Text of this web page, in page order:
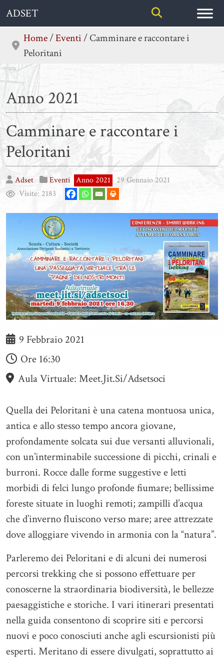
Skip
content
ADSET
Home/Eventi/Camminare e raccontare i
Peloritani
Anno 2021
Camminare e raccontare i
Peloritani
Adset Eventi Anno 2021
29 Gennaio 2021
Visite: 2183
9 Febbraio 2021
Ore 16:30
Aula Virtuale: Meet.jit.si/adsetsoci
Quella dei Peloritani è una catena montuosa unica,
antica e allo stesso tempo ancora giovane,
profondamente solcata sui due versanti alluvionali,
con un’interminabile successione di picchi, crinali e
burroni. Rocce dalle forme suggestive e letti
morbidi di felci lungo profonde fiumare; bellissime
foreste situate in luoghi remoti; zampilli d’acqua
che d’inverno fluiscono verso mare; aree attrezzate
dove alloggiare vivendo in armonia con la “natura”.
Parleremo dei Peloritani e di alcuni dei numerosi
percorsi trekking che si possono effettuare per
conoscerne la straordinaria biodiversità, le bellezze
paesaggistiche e storiche. I vari itinerari presentati
nella guida consentono di scoprire siti e percorsi
nuovi e poco conosciuti anche agli escursionisti più
esperti. Meritano di essere divulgati, soprattutto ai